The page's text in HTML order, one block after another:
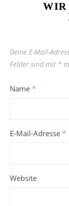
WIR
Deine E-Mail-
Felder sind mit *
Name *
E-Mail-Adresse *
Website